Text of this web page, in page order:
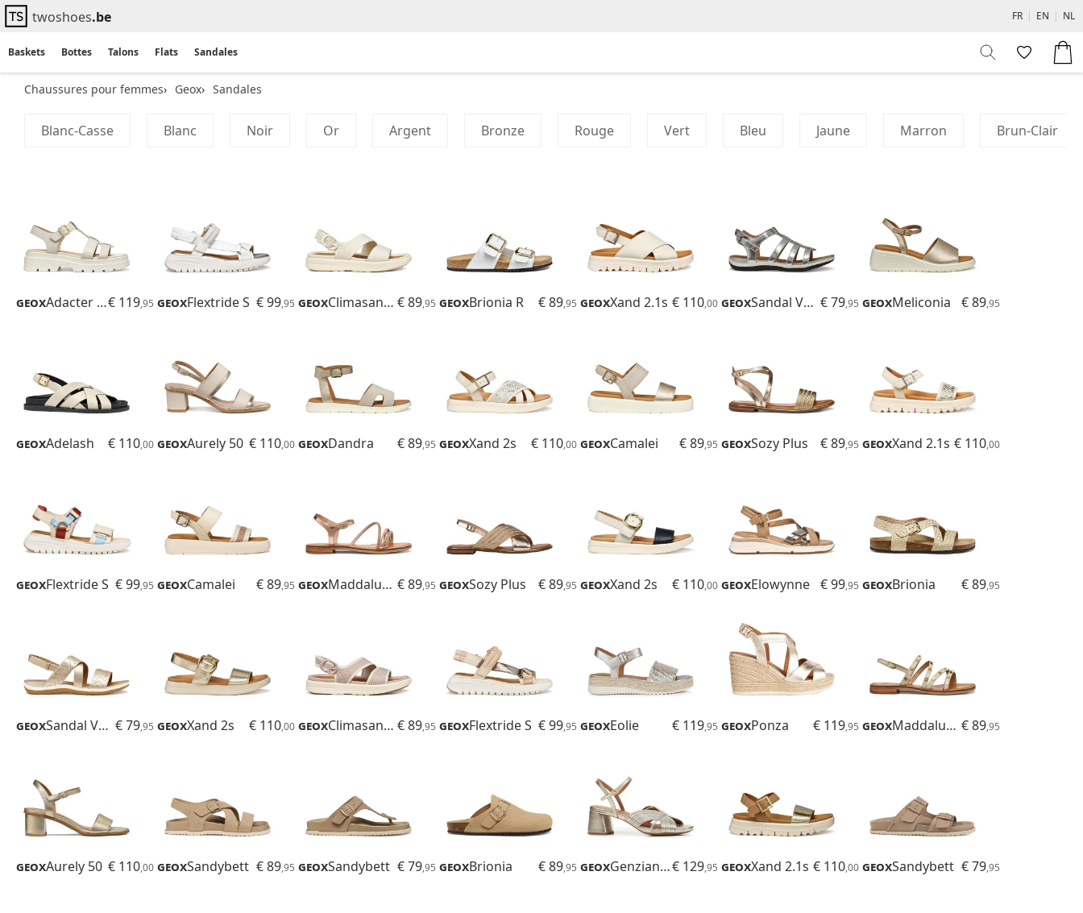
twoshoes.be FR | EN | NL
Baskets Bottes Talons Flats Sandales
Chaussures pour femmes Geox Sandales
Blanc-Casse Blanc Noir Or Argent Bronze Rouge Vert Bleu Jaune Marron Brun-Clair
Geox Adacter S B€ 119,95 GeoxFlextride S € 99,95 Geox Climasandal Sprt € 89,95 GeoxBrionia R € 89,95 GeoxXand 2.1s € 110,00 Geox Sandal Vega € 79,95 GeoxMeliconia € 89,95
GeoxAdelash € 110,00 GeoxAurely 50 € 110,00 GeoxDandra € 89,95 GeoxXand 2s € 110,00 GeoxCamalei € 89,95 GeoxSozy Plus € 89,95 GeoxXand 2.1s € 110,00
GeoxFlextride S € 99,95 GeoxCamalei € 89,95 Geox Maddalusiac € 89,95 GeoxSozy Plus € 89,95 GeoxXand 2s € 110,00 GeoxElowynne € 99,95 GeoxBrionia € 89,95
Geox Sandal Vega € 79,95 GeoxXand 2s € 110,00 Geox Climasandal Sprt € 89,95 GeoxFlextride S € 99,95 GeoxEolie € 119,95 GeoxPonza € 119,95 Geox Maddalusiac € 89,95
GeoxAurely 50 € 110,00 GeoxSandybett € 89,95 GeoxSandybett € 79,95 GeoxBrionia € 89,95 Geox Genziana Mid€ 129,95 GeoxXand 2.1s € 110,00 GeoxSandybett € 79,95